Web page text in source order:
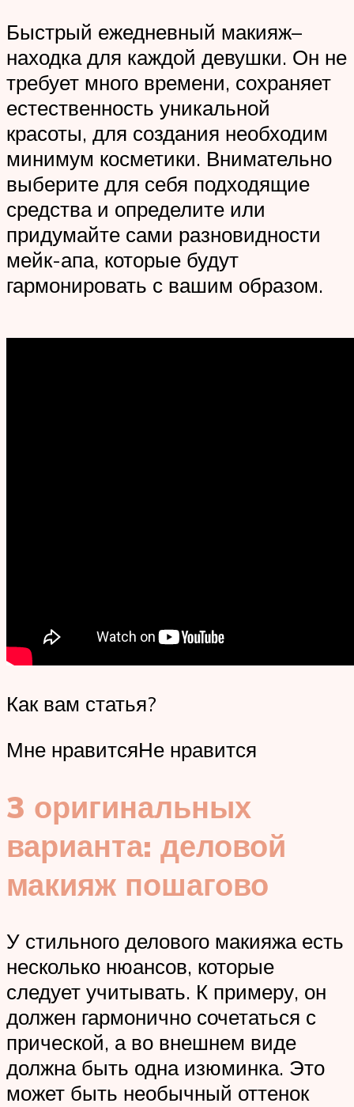
Быстрый ежедневный макияж–
находка для каждой девушки. Он не
требует много времени, сохраняет
естественность уникальной
красоты, для создания необходим
минимум косметики. Внимательно
выберите для себя подходящие
средства и определите или
придумайте сами разновидности
мейк-апа, которые будут
гармонировать с вашим образом.
Как вам статья?
Мне нравитсяНе нравится
3 оригинальных
варианта: деловой
макияж пошагово
У стильного делового макияжа есть
несколько нюансов, которые
следует учитывать. К примеру, он
должен гармонично сочетаться с
прической, а во внешнем виде
должна быть одна изюминка. Это
может быть необычный оттенок